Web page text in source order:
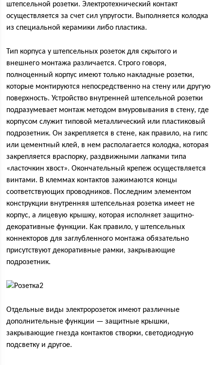
штепсельной розетки. Электротехнический контакт
осуществляется за счет сил упругости. Выполняется колодка
из специальной керамики либо пластика.
Тип корпуса у штепсельных розеток для скрытого и
внешнего монтажа различается. Строго говоря,
полноценный корпус имеют только накладные розетки,
которые монтируются непосредственно на стену или другую
поверхность. Устройство внутренней штепсельной розетки
подразумевает монтаж методом вмуровывания в стену, где
корпусом служит типовой металлический или пластиковый
подрозетник. Он закрепляется в стене, как правило, на гипс
или цементный клей, в нем располагается колодка, которая
закрепляется враспорку, раздвижными лапками типа
«ласточкин хвост». Окончательный крепеж осуществляется
винтами. В клеммах контактов зажимаются концы
соответствующих проводников. Последним элементом
конструкции внутренняя штепсельная розетка имеет не
корпус, а лицевую крышку, которая исполняет защитно-
декоративные функции. Как правило, у штепсельных
коннекторов для заглубленного монтажа обязательно
присутствуют декоративные рамки, закрывающие
подрозетник.
Отдельные виды электророзеток имеют различные
дополнительные функции — защитные крышки,
закрывающие гнезда контактов створки, светодиодную
подсветку и другое.